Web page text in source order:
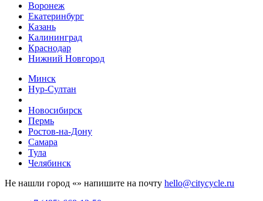
Воронеж
Екатеринбург
Казань
Калининград
Краснодар
Нижний Новгород
Минск
Нур-Султан
Новосибирск
Пермь
Ростов-на-Дону
Самара
Тула
Челябинск
Не нашли город «» напишите на почту hello@citycycle.ru